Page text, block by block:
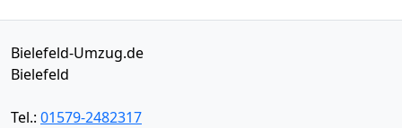
Bielefeld-Umzug.de
Bielefeld
Tel.: 01579-2482317